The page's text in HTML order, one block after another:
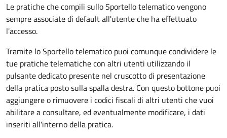
Le pratiche che compili sullo Sportello telematico vengono
sempre associate di default all'utente che ha effettuato
l'accesso.
Tramite lo Sportello telematico puoi comunque condividere le
tue pratiche telematiche con altri utenti utilizzando il
pulsante dedicato presente nel cruscotto di presentazione
della pratica posto sulla spalla destra. Con questo bottone puoi
aggiungere o rimuovere i codici fiscali di altri utenti che vuoi
abilitare a consultare, ed eventualmente modificare, i dati
inseriti all'interno della pratica.